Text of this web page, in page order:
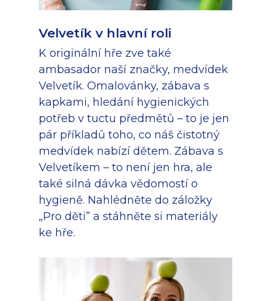
Velvetík v hlavní roli
K originální hře zve také
ambasador naší značky, medvídek
Velvetík. Omalovánky, zábava s
kapkami, hledání hygienických
potřeb v tuctu předmětů – to je jen
pár příkladů toho, co náš čistotný
medvídek nabízí dětem. Zábava s
Velvetíkem – to není jen hra, ale
také silná dávka vědomostí o
hygieně. Nahlédněte do záložky
„Pro děti” a stáhněte si materiály
ke hře.